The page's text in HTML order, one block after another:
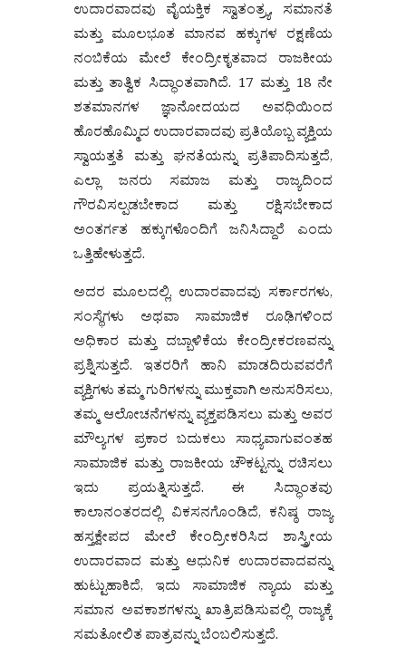
ಉದಾರವಾದವು ವೈಯಕ್ತಿಕ ಸ್ವಾತಂತ್ರ್ಯ, ಸಮಾನತೆ
ಮತ್ತು ಮೂಲಭೂತ ಮಾನವ ಹಕ್ಕುಗಳ ರಕ್ಷಣೆಯ
ನಂಬಿಕೆಯ ಮೇಲೆ ಕೇಂದ್ರೀಕೃತವಾದ ರಾಜಕೀಯ
ಮತ್ತು ತಾತ್ವಿಕ ಸಿದ್ಧಾಂತವಾಗಿದೆ. 17 ಮತ್ತು 18 ನೇ
ಶತಮಾನಗಳ ಜ್ಞಾನೋದಯದ ಅವಧಿಯಿಂದ
ಹೊರಹೊಮ್ಮಿದ ಉದಾರವಾದವು ಪ್ರತಿಯೊಬ್ಬ ವ್ಯಕ್ತಿಯ
ಸ್ವಾಯತ್ತತೆ ಮತ್ತು ಘನತೆಯನ್ನು ಪ್ರತಿಪಾದಿಸುತ್ತದೆ,
ಎಲ್ಲಾ ಜನರು ಸಮಾಜ ಮತ್ತು ರಾಜ್ಯದಿಂದ
ಗೌರವಿಸಲ್ಪಡಬೇಕಾದ ಮತ್ತು ರಕ್ಷಿಸಬೇಕಾದ
ಅಂತರ್ಗತ ಹಕ್ಕುಗಳೊಂದಿಗೆ ಜನಿಸಿದ್ದಾರೆ ಎಂದು
ಒತ್ತಿಹೇಳುತ್ತದೆ.
ಅದರ ಮೂಲದಲ್ಲಿ, ಉದಾರವಾದವು ಸರ್ಕಾರಗಳು,
ಸಂಸ್ಥೆಗಳು ಅಥವಾ ಸಾಮಾಜಿಕ ರೂಢಿಗಳಿಂದ
ಅಧಿಕಾರ ಮತ್ತು ದಬ್ಬಾಳಿಕೆಯ ಕೇಂದ್ರೀಕರಣವನ್ನು
ಪ್ರಶ್ನಿಸುತ್ತದೆ. ಇತರರಿಗೆ ಹಾನಿ ಮಾಡದಿರುವವರೆಗೆ
ವ್ಯಕ್ತಿಗಳು ತಮ್ಮ ಗುರಿಗಳನ್ನು ಮುಕ್ತವಾಗಿ ಅನುಸರಿಸಲು,
ತಮ್ಮ ಆಲೋಚನೆಗಳನ್ನು ವ್ಯಕ್ತಪಡಿಸಲು ಮತ್ತು ಅವರ
ಮೌಲ್ಯಗಳ ಪ್ರಕಾರ ಬದುಕಲು ಸಾಧ್ಯವಾಗುವಂತಹ
ಸಾಮಾಜಿಕ ಮತ್ತು ರಾಜಕೀಯ ಚೌಕಟ್ಟನ್ನು ರಚಿಸಲು
ಇದು ಪ್ರಯತ್ನಿಸುತ್ತದೆ. ಈ ಸಿದ್ಧಾಂತವು
ಕಾಲಾನಂತರದಲ್ಲಿ ವಿಕಸನಗೊಂಡಿದೆ, ಕನಿಷ್ಠ ರಾಜ್ಯ
ಹಸ್ತಕ್ಷೇಪದ ಮೇಲೆ ಕೇಂದ್ರೀಕರಿಸಿದ ಶಾಸ್ತ್ರೀಯ
ಉದಾರವಾದ ಮತ್ತು ಆಧುನಿಕ ಉದಾರವಾದವನ್ನು
ಹುಟ್ಟುಹಾಕಿದೆ, ಇದು ಸಾಮಾಜಿಕ ನ್ಯಾಯ ಮತ್ತು
ಸಮಾನ ಅವಕಾಶಗಳನ್ನು ಖಾತ್ರಿಪಡಿಸುವಲ್ಲಿ ರಾಜ್ಯಕ್ಕೆ
ಸಮತೋಲಿತ ಪಾತ್ರವನ್ನು ಬೆಂಬಲಿಸುತ್ತದೆ.